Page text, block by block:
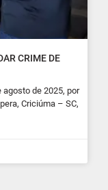
CRIME DE
agosto de 2025, por
Criciúma – SC,